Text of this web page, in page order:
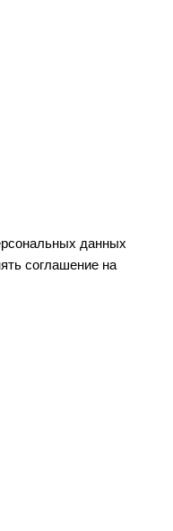
данных
соглашение на